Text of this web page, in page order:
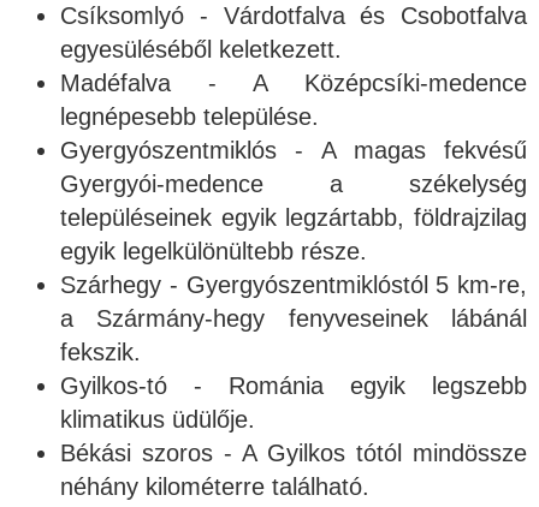
Csíksomlyó - Várdotfalva és Csobotfalva
egyesüléséből keletkezett.
Madéfalva - A Középcsíki-medence
legnépesebb települése.
Gyergyószentmiklós - A magas fekvésű
Gyergyói-medence a székelység
településeinek egyik legzártabb, földrajzilag
egyik legelkülönültebb része.
Szárhegy - Gyergyószentmiklóstól 5 km-re,
a Szármány-hegy fenyveseinek lábánál
fekszik.
Gyilkos-tó - Románia egyik legszebb
klimatikus üdülője.
Békási szoros - A Gyilkos tótól mindössze
néhány kilométerre található.